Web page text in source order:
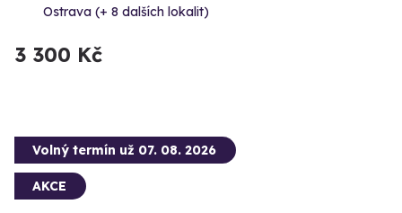
Ostrava (+ 8 dalších lokalit)
3 300 Kč
Volný termín už 07. 08. 2026
AKCE